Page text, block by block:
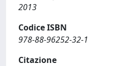
2013
Codice ISBN
978-88-96252-32-1
Citazione